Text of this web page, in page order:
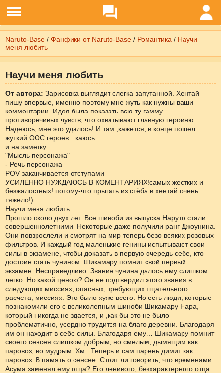
Naruto-Base / Фанфики от Naruto-Base / Романтика / Научи
меня любить
Научи меня любить
От автора: Зарисовка выглядит слегка запутанной. Хентай
пишу впервые, именно поэтому мне жуть как нужны ваши
комментарии. Идея была показать всю ту гамму
противоречивых чувств, что охватывают главную героиню.
Надеюсь, мне это удалось! И там ,кажется, в конце пошел
жуткий ООС героев…каюсь…
и на заметку:
"Мысль персонажа"
- Речь персонажа
POV заканчивается отступами
УСИЛЕННО НУЖДАЮСЬ В КОМЕНТАРИЯХ!самых жестких и
безжалостных! потому-что прыгать из стёба в хентай очень
тяжело!)
Научи меня любить
Прошло около двух лет. Все шиноби из выпуска Наруто стали
совершеннолетними. Некоторые даже получили ранг Джоунина.
Они повзрослели и смотрят на мир теперь безо всяких розовых
фильтров. И каждый год маленькие генины испытывают свои
силы в экзамене, чтобы доказать в первую очередь себе, кто
достоин стать чунином. Шикамару помнит свой первый
экзамен. Несправедливо. Звание чунина далось ему слишком
легко. Но какой ценою? Он не подтвердил этого звания в
следующих миссиях, опасных, требующих тщательного
расчета, миссиях. Это было хуже всего. Но есть люди, которые
познакомили его с великолепным шиноби Шикамару Нара,
который никогда не здается, и ,как бы это не было
проблематично, усердно трудится на благо деревни. Благодаря
им он находит в себе силы. Благодаря ему… Шикамару помнит
своего сенсея слишком добрым, но смелым, дымящим как
паровоз, но мудрым. Хм.. Теперь и сам парень димит как
паровоз. В память о сенсее. Стоит ли говорить, что временами
Асума заменял ему отца? Его ленивого, безхарактерного отца.